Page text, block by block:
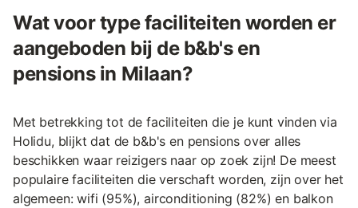
Wat voor type faciliteiten worden er
aangeboden bij de b&b's en
pensions in Milaan?
Met betrekking tot de faciliteiten die je kunt vinden via
Holidu, blijkt dat de b&b's en pensions over alles
beschikken waar reizigers naar op zoek zijn! De meest
populaire faciliteiten die verschaft worden, zijn over het
algemeen: wifi (95%), airconditioning (82%) en balkon